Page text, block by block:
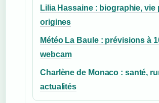
Lilia Hassaine : biographie, vie
origines
Météo La Baule : prévisions à
webcam
Charlène de Monaco : santé,
actualités